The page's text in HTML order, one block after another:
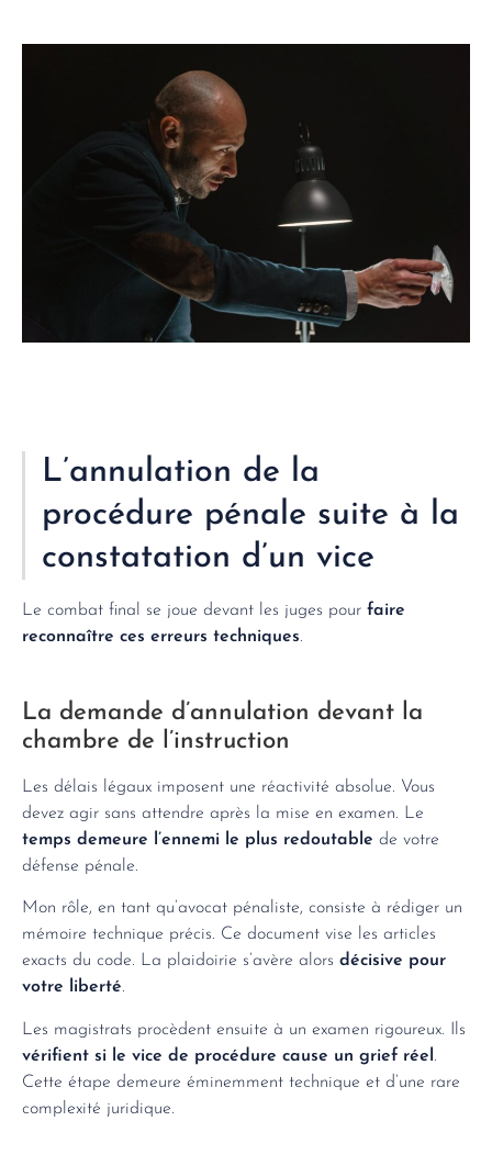
L’annulation de la
procédure pénale suite à la
constatation d’un vice
Le combat final se joue devant les juges pour faire
reconnaître ces erreurs techniques.
La demande d’annulation devant la
chambre de l’instruction
Les délais légaux imposent une réactivité absolue. Vous
devez agir sans attendre après la mise en examen. Le
temps demeure l’ennemi le plus redoutable de votre
défense pénale.
Mon rôle, en tant qu’avocat pénaliste, consiste à rédiger un
mémoire technique précis. Ce document vise les articles
exacts du code. La plaidoirie s’avère alors décisive pour
votre liberté.
Les magistrats procèdent ensuite à un examen rigoureux. Ils
vérifient si le vice de procédure cause un grief réel .
Cette étape demeure éminemment technique et d’une rare
complexité juridique.